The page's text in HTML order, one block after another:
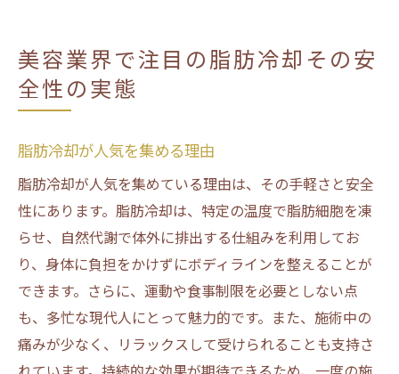
美容業界で注目の脂肪冷却その安
全性の実態
脂肪冷却が人気を集める理由
脂肪冷却が人気を集めている理由は、その手軽さと安全
性にあります。脂肪冷却は、特定の温度で脂肪細胞を凍
らせ、自然代謝で体外に排出する仕組みを利用してお
り、身体に負担をかけずにボディラインを整えることが
できます。さらに、運動や食事制限を必要としない点
も、多忙な現代人にとって魅力的です。また、施術中の
痛みが少なく、リラックスして受けられることも支持さ